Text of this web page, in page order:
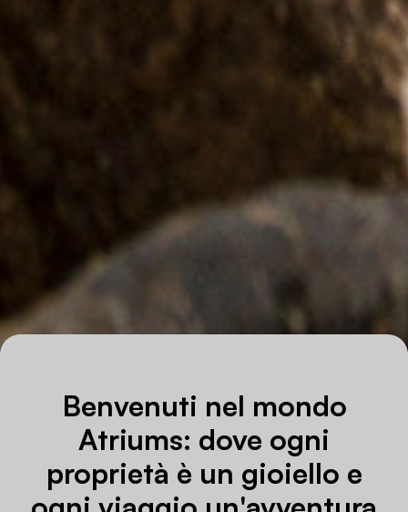
Benvenuti nel mondo
Atriums: dove ogni
proprietà è un gioiello e